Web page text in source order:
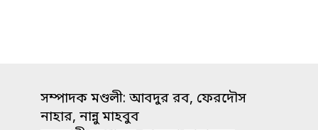
সম্পাদক মণ্ডলী: আবদুর রব, ফেরদৌস
নাহার, নান্নু মাহবুব